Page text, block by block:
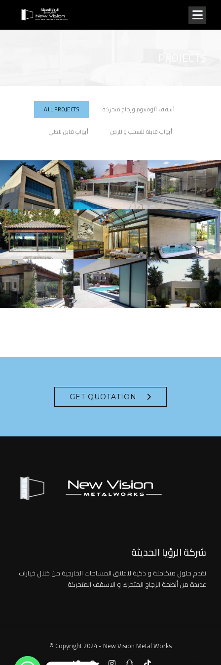
ALL PROJECTS أسقف ألومنيوم وزجاج متحركة
أبواب قابلة للسحب و للرص
GET QUOTATION
شركة الرؤيا الحديثة
نقدم حلول متكاملة و ذكية لاغلاق المساحات الخارجية من خلال خيارات
عديدة من أنظمة الزجاج المتحرك و الاسقف المتحركة
© Copyright 2024 - New Vision Metal Works